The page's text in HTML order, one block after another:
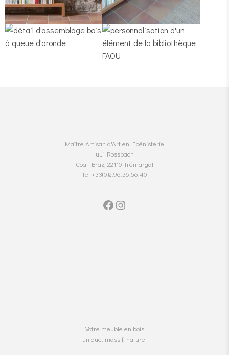
Maître Artisan d'Art en Ebénisterie
uLi Rossbach
Coat Braz, 22110 Trémargat
Tél +33(0)2.96.36.56.40
Facebook
Instagram
Votre meuble en bois
unique, massif, naturel